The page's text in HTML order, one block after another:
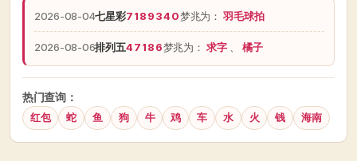
2026-08-04七星彩7189340梦兆为：羽毛球拍
2026-08-06排列五47186梦兆为：求字 橘子
热门查询：
红包 蛇 鱼 狗 牛 鸡 车 水 火 钱 海南